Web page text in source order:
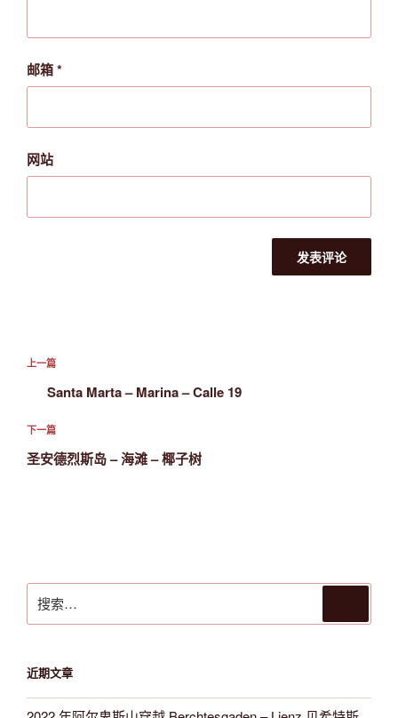
邮箱*
网站
文
航
上
文
章
上一篇
Santa Marta – Marina – Calle 19
下
一
下一篇
圣安德烈斯岛 – 海滩 – 椰子树
索：
近期文章